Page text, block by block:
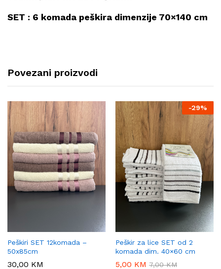
SET : 6 komada peškira dimenzije 70×140 cm
Povezani proizvodi
Peškiri SET 12komada –
50x85cm
30,00 KM
-29%
Peškir za lice SET od 2
komada dim. 40×60 cm
5,00 KM 7,00KM